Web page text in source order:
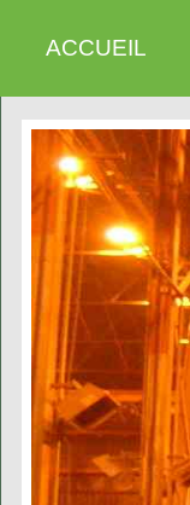
ACCUEIL